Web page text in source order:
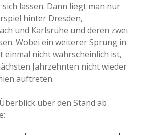
lassen. Dann liegt man nur
hinter Dresden,
und Karlsruhe und deren zwei
Wobei ein weiterer Sprung in
einmal nicht wahrscheinlich ist,
Jahrzehnten nicht wieder
auftreten.
über den Stand ab